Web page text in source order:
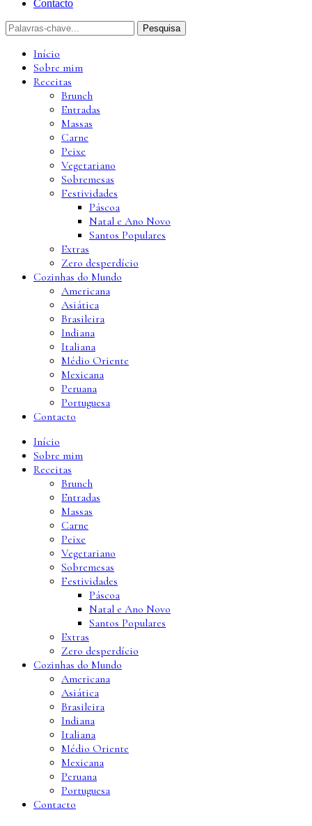
Contacto
Início
Sobre mim
Receitas
Brunch
Entradas
Massas
Carne
Peixe
Vegetariano
Sobremesas
Festividades
Páscoa
Natal e Ano Novo
Santos Populares
Extras
Zero desperdício
Cozinhas do Mundo
Americana
Asiática
Brasileira
Indiana
Italiana
Médio Oriente
Mexicana
Peruana
Portuguesa
Contacto
Início
Sobre mim
Receitas
Brunch
Entradas
Massas
Carne
Peixe
Vegetariano
Sobremesas
Festividades
Páscoa
Natal e Ano Novo
Santos Populares
Extras
Zero desperdício
Cozinhas do Mundo
Americana
Asiática
Brasileira
Indiana
Italiana
Médio Oriente
Mexicana
Peruana
Portuguesa
Contacto